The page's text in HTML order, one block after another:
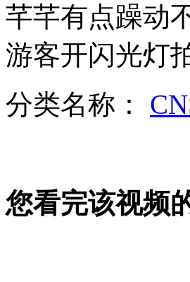
山西运城恶犬咬伤多人 警民合
女孩北京地铁殴打老人 痛下狠
外交部：反对强权政治霸凌主
芊芊有点躁动
游客开闪光灯
分类名称：
您看完该视频